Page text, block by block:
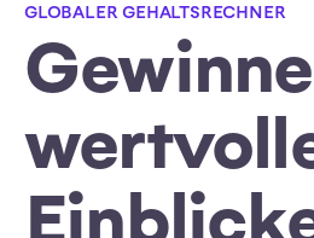
GLOBALER GEHALTSRECHNER